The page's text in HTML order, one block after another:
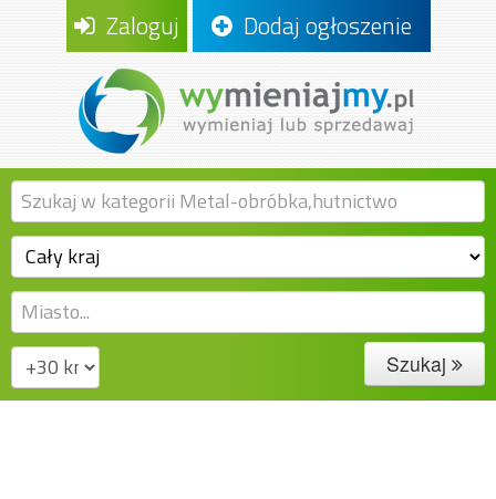
Zaloguj Dodaj ogłoszenie
Szukaj